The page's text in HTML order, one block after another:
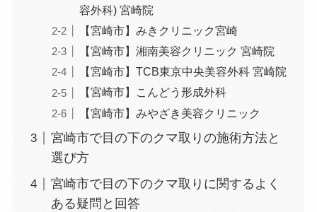
容外科) 宮崎院
【宮崎市】みきクリニック宮崎
【宮崎市】湘南美容クリニック 宮崎院
【宮崎市】TCB東京中央美容外科 宮崎院
【宮崎市】こんどう形成外科
【宮崎市】みやざき美容クリニック
宮崎市で目の下のクマ取りの施術方法と
選び方
宮崎市で目の下のクマ取りに関するよく
ある疑問と回答